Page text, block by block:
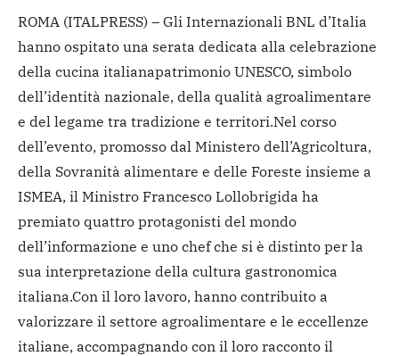
ROMA (ITALPRESS) – Gli Internazionali BNL d’Italia
hanno ospitato una serata dedicata alla celebrazione
della cucina italianapatrimonio UNESCO, simbolo
dell’identità nazionale, della qualità agroalimentare
e del legame tra tradizione e territori.Nel corso
dell’evento, promosso dal Ministero dell’Agricoltura,
della Sovranità alimentare e delle Foreste insieme a
ISMEA, il Ministro Francesco Lollobrigida ha
premiato quattro protagonisti del mondo
dell’informazione e uno chef che si è distinto per la
sua interpretazione della cultura gastronomica
italiana.Con il loro lavoro, hanno contribuito a
valorizzare il settore agroalimentare e le eccellenze
italiane, accompagnando con il loro racconto il